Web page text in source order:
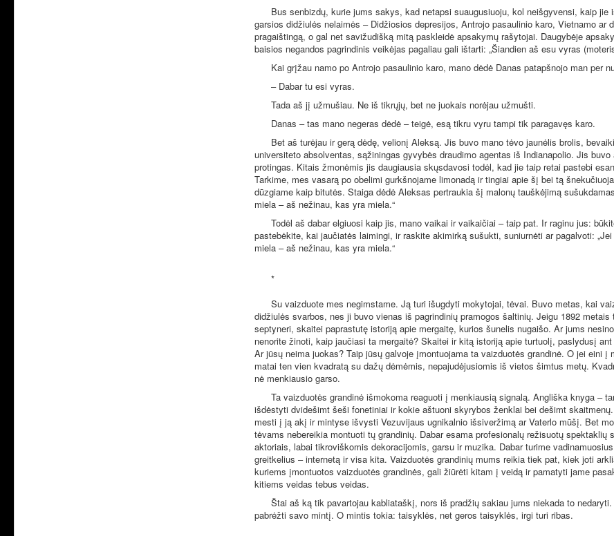
Bus senbizdų, kurie jums sakys, kad netapsi suaugusiuoju, kol neišgyvensi, kaip jie
garsios didžiulės nelaimės – Didžiosios depresijos, Antrojo pasaulinio karo, Vietnamo ar
pragaištingą, o gal net savižudišką mitą paskleidė apsakymų rašytojai. Daugybėje
baisios negandos pagrindinis veikėjas pagaliau gali ištarti: „Šiandien aš esu vyras
Kai grįžau namo po Antrojo pasaulinio karo, mano dėdė Danas patapšnojo man per
– Dabar tu esi vyras.
Tada aš jį užmušiau. Ne iš tikrųjų, bet ne juokais norėjau užmušti.
Danas – tas mano negeras dėdė – teigė, esą tikru vyru tampi tik paragavęs karo.
Bet aš turėjau ir gerą dėdę, velionį Aleksą. Jis buvo mano tėvo jaunėlis brolis,
universiteto absolventas, sąžiningas gyvybės draudimo agentas iš Indianapolio. Jis
protingas. Kitais žmonėmis jis daugiausia skųsdavosi todėl, kad jie taip retai pastebi
Tarkime, mes vasarą po obelimi gurkšnojame limonadą ir tingiai apie šį bei tą
dūzgiame kaip bitutės. Staiga dėdė Aleksas pertraukia šį malonų tauškėjimą
miela – aš nežinau, kas yra miela.“
Todėl aš dabar elgiuosi kaip jis, mano vaikai ir vaikaičiai – taip pat. Ir raginu jus:
pastebėkite, kai jaučiatės laimingi, ir raskite akimirką sušukti, suniurnėti ar pagalvoti:
miela – aš nežinau, kas yra miela.“
*
Su vaizduote mes negimstame. Ją turi išugdyti mokytojai, tėvai. Buvo metas, kai
didžiulės svarbos, nes ji buvo vienas iš pagrindinių pramogos šaltinių. Jeigu 1892 metais
septyneri, skaitei paprastutę istoriją apie mergaitę, kurios šunelis nugaišo. Ar jums
nenorite žinoti, kaip jaučiasi ta mergaitė? Skaitei ir kitą istoriją apie turtuolį, paslydusį
Ar jūsų neima juokas? Taip jūsų galvoje įmontuojama ta vaizduotės grandinė. O jei eini į
matai ten vien kvadratą su dažų dėmėmis, nepajudėjusiomis iš vietos šimtus metų.
nė menkiausio garso.
Ta vaizduotės grandinė išmokoma reaguoti į menkiausią signalą. Angliška knyga –
išdėstyti dvidešimt šeši fonetiniai ir kokie aštuoni skyrybos ženklai bei dešimt
mesti į ją akį ir mintyse išvysti Vezuvijaus ugnikalnio išsiveržimą ar Vaterlo mūšį. Bet
tėvams nebereikia montuoti tų grandinių. Dabar esama profesionalų režisuotų spektaklių
aktoriais, labai tikroviškomis dekoracijomis, garsu ir muzika. Dabar turime
greitkelius – internetą ir visa kita. Vaizduotės grandinių mums reikia tiek pat, kiek joti
kuriems įmontuotos vaizduotės grandinės, gali žiūrėti kitam į veidą ir pamatyti jame
kitiems veidas tebus veidas.
Štai aš ką tik pavartojau kabliataškį, nors iš pradžių sakiau jums niekada to
pabrėžti savo mintį. O mintis tokia: taisyklės, net geros taisyklės, irgi turi ribas.